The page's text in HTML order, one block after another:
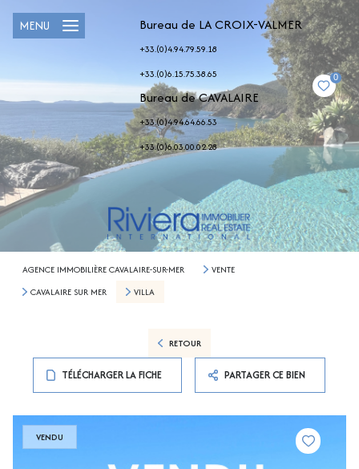
Bureau de LA CROIX-VALMER
+33.(0)4.94.79.59.18
+33.(0)6.15.75.38.65
Bureau de CAVALAIRE
+33.(0)4.94.64.66.53
+33.(0)6.03.00.02.28
0
MENU
AGENCE IMMOBILIÈRE CAVALAIRE-SUR-MER
VENTE
CAVALAIRE SUR MER
VILLA
RETOUR
TÉLÉCHARGER LA FICHE PARTAGER CE BIEN
VENDU